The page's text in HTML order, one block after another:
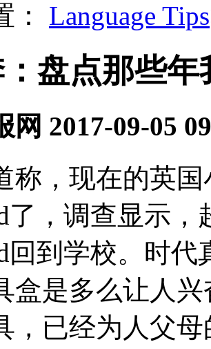
： Language Tips
盘点那些
网 2017-09-05
称，现在的英
了，调查显示
回到学校。时
盒是多么让人
，已经为人父